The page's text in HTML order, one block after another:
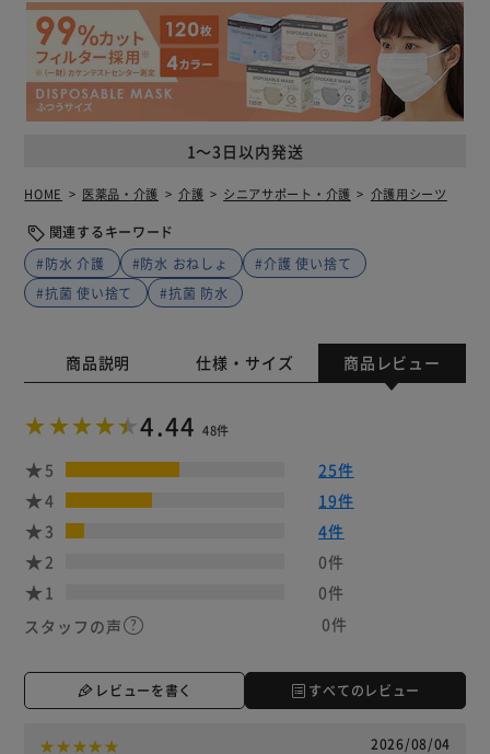
1～3日以内発送
HOME 医薬品・介護 介護 シニアサポート・介護 介護用シーツ
関連するキーワード
#防水 介護
#防水 おねしょ
#介護 使い捨て
#抗菌 使い捨て
#抗菌 防水
商品説明 仕様・サイズ 商品レビュー
4.44 48件
5
25件
4
19件
3
4件
2
0件
1
0件
スタッフの声
0件
レビューを書く すべてのレビュー
2026/08/04